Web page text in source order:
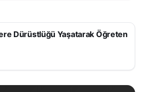
Dürüstlüğü Yaşatarak Öğreten